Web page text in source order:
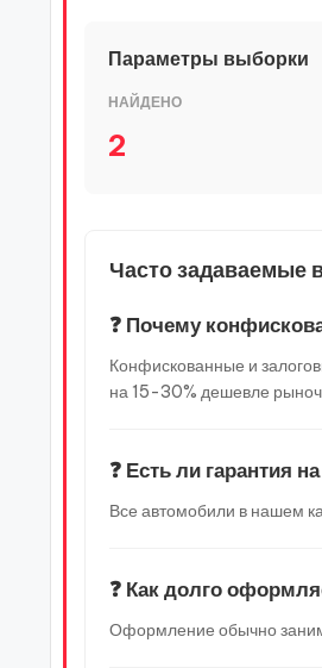
Параметры выборки
НАЙДЕНО
2
Часто задаваемые
❓ Почему
Конфискованные и
на 15-30% дешевле
❓ Есть ли гарантия
Все автомобили в нашем
❓ Как долго
Оформление обычно